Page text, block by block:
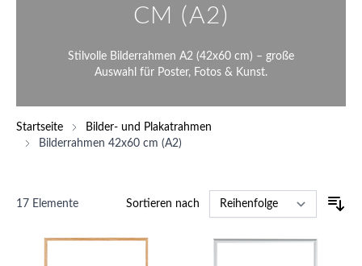
CM (A2)
Stilvolle Bilderrahmen A2 (42x60 cm) – große
Auswahl für Poster, Fotos & Kunst.
Startseite
Bilder- und Plakatrahmen
Bilderrahmen 42x60 cm (A2)
17 Elemente Sortieren nach